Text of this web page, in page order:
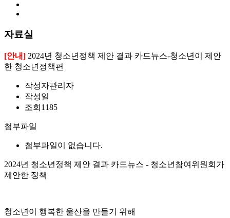
자료실
[안내] 2024년 청소년정책 제안 결과 카드뉴스-청소년이 제안
한 청소년정책편
작성자관리자
작성일
조회 1185
첨부파일
첨부파일이 없습니다.
2024년 청소년정책 제안 결과 카드뉴스 - 청소년참여위원회가
제안한 정책
청소년이 행복한 울산을 만들기 위해